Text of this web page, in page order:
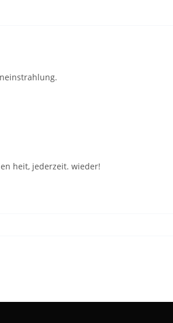
heit, jederzeit. wieder!